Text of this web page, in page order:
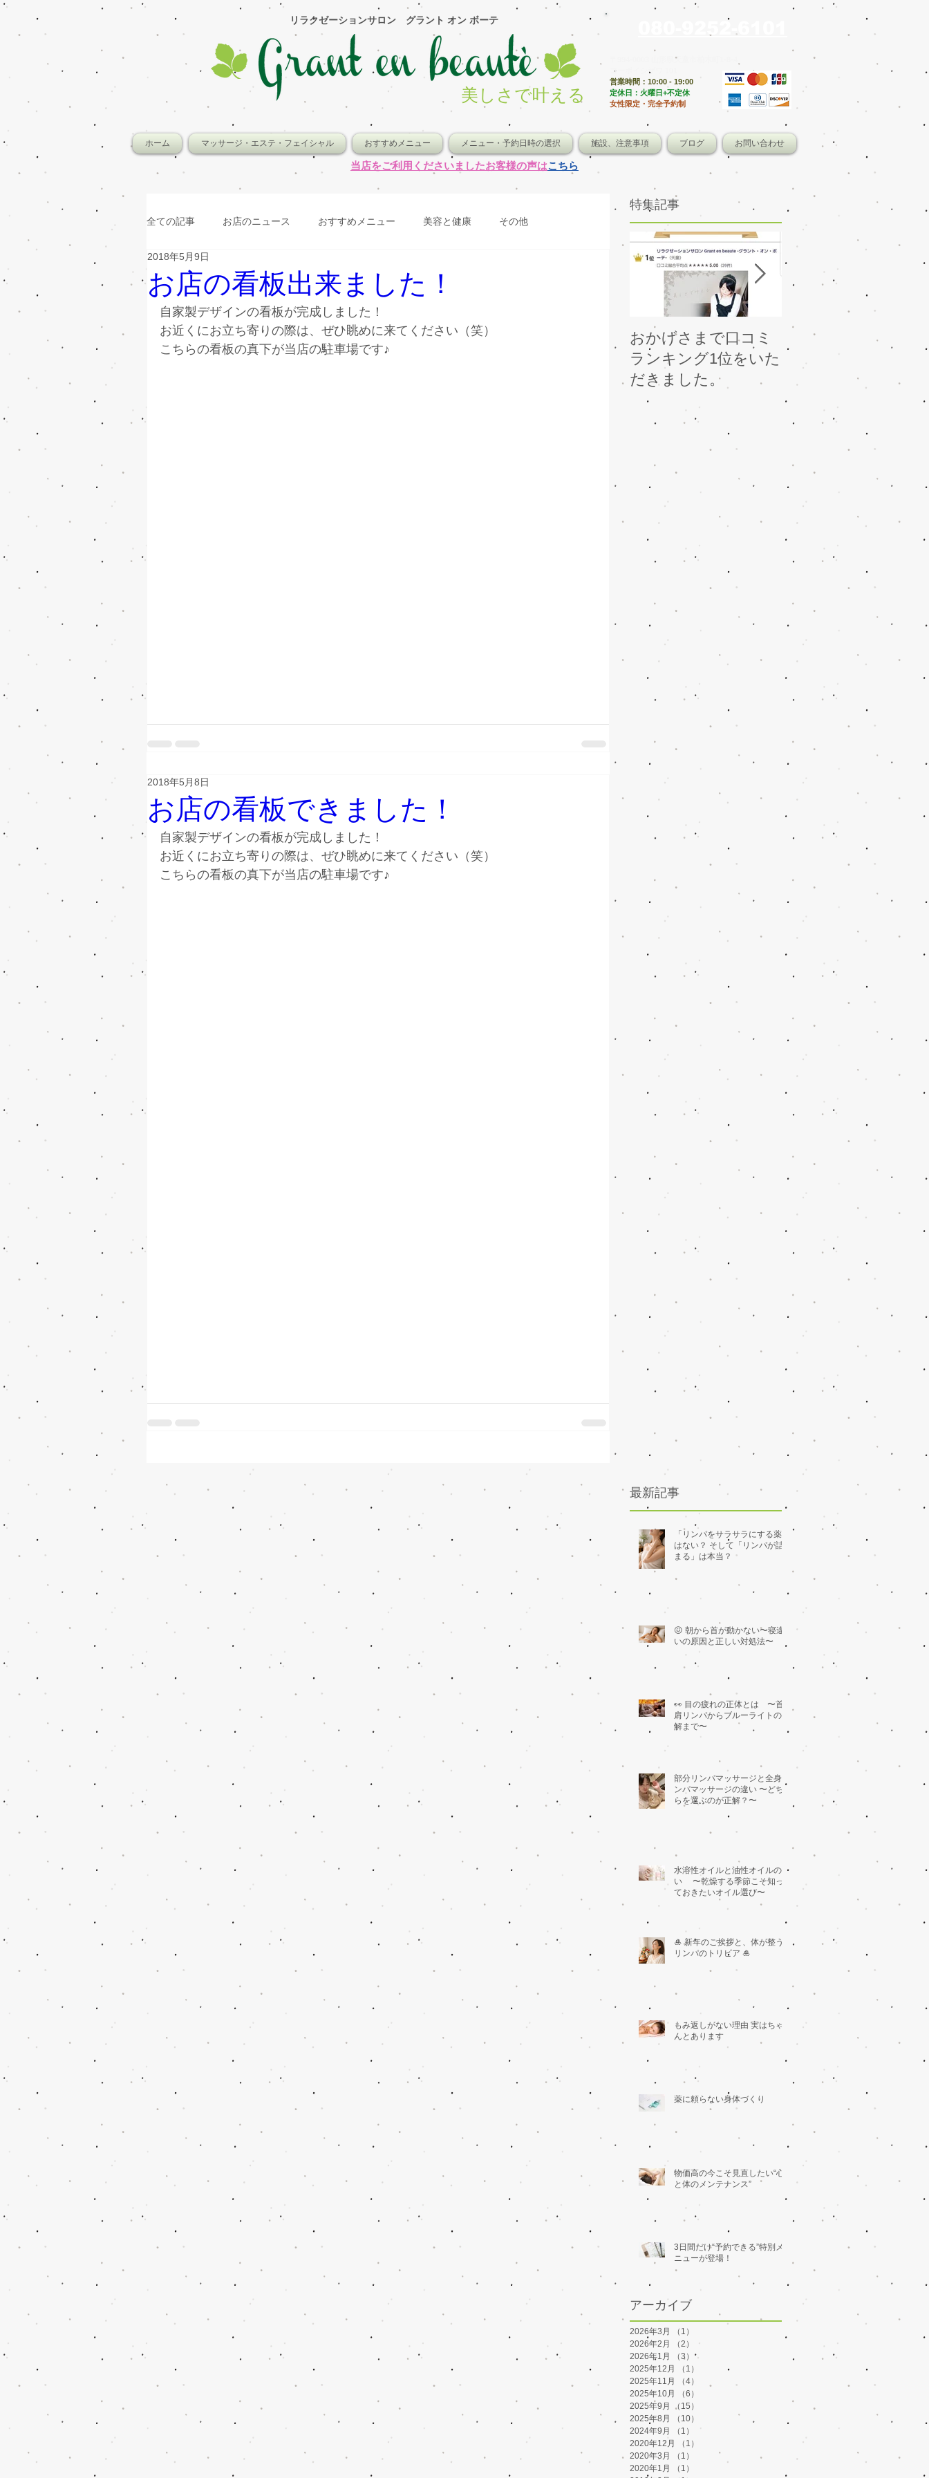
​リラクゼーションサロン グラント オン ボーテ
美しさで叶える
080-9252-6101
〒994-0003 山形県天童市柏木町1-8-4
コーポイシザワ 101
営業時間：10:00 - 19:00
​定休日：火曜日+不定休
女性限定・完全予約制
ホーム マッサージ・エステ・フェイシャル おすすめメニュー メニュー・予約日時の選択 施設、注意事項 ブログ お問い合わせ
​当店をご利用くださいましたお客様の声はこちら
全ての記事 お店のニュース おすすめメニュー 美容と健康 その他
お店の看板出来ました！
2018年5月9日
自家製デザインの看板が完成しました！
お近くにお立ち寄りの際は、ぜひ眺めに来てください（笑）
こちらの看板の真下が当店の駐車場です♪
お店の看板できました！
2018年5月8日
自家製デザインの看板が完成しました！
お近くにお立ち寄りの際は、ぜひ眺めに来てください（笑）
こちらの看板の真下が当店の駐車場です♪
特集記事
おかげさまで口コミ
ランキング1位をいた
だきました。
人気メニュー、ルミ
ナスポレーション用
に、新しい美容液を
導入いたします。
最新記事
「リンパをサラサラにする薬」
はない？ そして「リンパが詰
まる」は本当？
😖 朝から首が動かない〜寝違
いの原因と正しい対処法〜
👀 目の疲れの正体とは 〜首
肩リンパからブルーライトの誤
解まで〜
部分リンパマッサージと全身リ
ンパマッサージの違い 〜どち
らを選ぶのが正解？〜
水溶性オイルと油性オイルの違
い 〜乾燥する季節こそ知っ
ておきたいオイル選び〜
🎍 新年のご挨拶と、体が整う
リンパのトリビア 🎍
もみ返しがない理由 実はちゃ
んとあります
薬に頼らない身体づくり
物価高の今こそ見直したい“心
と体のメンテナンス”
3日間だけ“予約できる”特別メ
ニューが登場！
アーカイブ
2026年3月 （1）
2026年2月
（2）
2件の記事
2026年1月
（3） 3件の記事
2025年12月
（1）
1件の記事
2025年11月
（4）
2025年10月
（6）
2025年9月
（15）
2025年8月
（10）
10件の記事
2024年9月
（1）
1件の記事
2020年12月
（1）
2020年3月
（1）
1件の記事
2020年1月
（1）